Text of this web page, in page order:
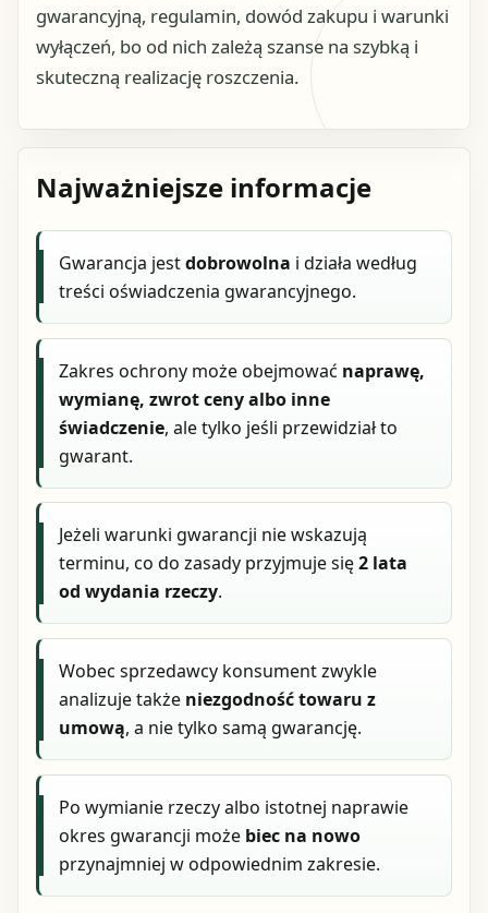
gwarancyjną, regulamin, dowód zakupu i warunki
wyłączeń, bo od nich zależą szanse na szybką i
skuteczną realizację roszczenia.
Najważniejsze informacje
Gwarancja jestdobrowolna i działa według
treści oświadczenia gwarancyjnego.
Zakres ochrony może obejmować naprawę,
wymianę, zwrot ceny albo inne
świadczenie, ale tylko jeśli przewidział to
gwarant.
Jeżeli warunki gwarancji nie wskazują
terminu, co do zasady przyjmuje się2 lata
od wydania rzeczy.
Wobec sprzedawcy konsument zwykle
analizuje także niezgodność towaru z
umową, a nie tylko samą gwarancję.
Po wymianie rzeczy albo istotnej naprawie
okres gwarancji może biec na nowo
przynajmniej w odpowiednim zakresie.